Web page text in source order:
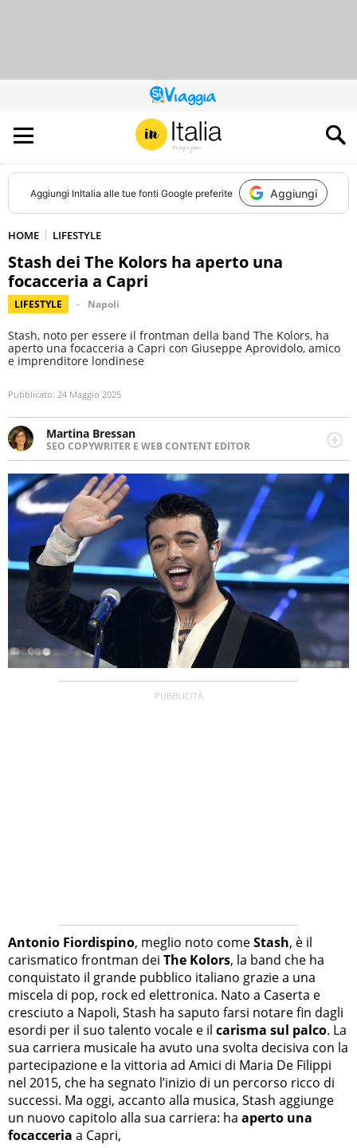
QUESTO
SITO
CONTRIBUISCE
ALL’AUDIENCE
DI
Aggiungi InItalia alle tue fonti Google preferite Aggiungi
HOME LIFESTYLE
Stash dei The Kolors ha aperto una
focacceria a Capri
LIFESTYLE Napoli
Stash, noto per essere il frontman della band The Kolors, ha
aperto una focacceria a Capri con Giuseppe Aprovidolo, amico
e imprenditore londinese
Pubblicato: 24 Maggio 2025
Martina Bressan
SEO COPYWRITER E WEB CONTENT EDITOR
Appassionata di viaggi, di trail running e di yoga, ama
scoprire nuovi posti e nuove culture. Curiosa,
determinata e intraprendente adora leggere ma
soprattutto scrivere.
Antonio Fiordispino, meglio noto comeStash, è il
carismatico frontman dei The Kolors, la band che ha
conquistato il grande pubblico italiano grazie a una
miscela di pop, rock ed elettronica. Nato a Caserta e
cresciuto a Napoli, Stash ha saputo farsi notare fin dagli
esordi per il suo talento vocale e il carisma sul palco. La
sua carriera musicale ha avuto una svolta decisiva con la
partecipazione e la vittoria ad Amici di Maria De Filippi
nel 2015, che ha segnato l’inizio di un percorso ricco di
successi. Ma oggi, accanto alla musica, Stash aggiunge
un nuovo capitolo alla sua carriera: ha aperto una
focacceria a Capri,